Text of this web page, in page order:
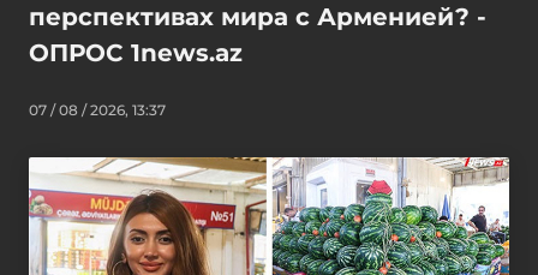
перспективах мира с Арменией? -
ОПРОС 1news.az
07 / 08 / 2026, 13:37